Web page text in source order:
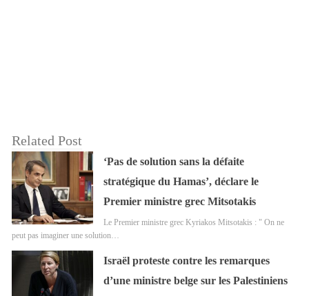
Related Post
‘Pas de solution sans la défaite
stratégique du Hamas’, déclare le
Premier ministre grec Mitsotakis
Le Premier ministre grec Kyriakos Mitsotakis : " On ne
peut pas imaginer une solution…
Israël proteste contre les remarques
d’une ministre belge sur les Palestiniens